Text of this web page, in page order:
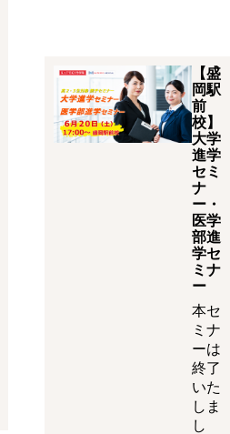
【盛
岡駅
前
校】
大学
進学
セミ
ナ
ー・
医学
部進
学セ
ミナ
ー
本セ
ミナ
ーは
終了
いた
しま
し